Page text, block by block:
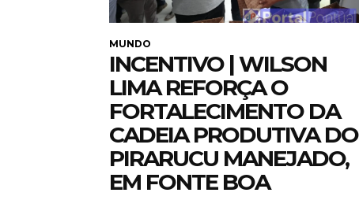
MUNDO
INCENTIVO | WILSON
LIMA REFORÇA O
FORTALECIMENTO DA
CADEIA PRODUTIVA DO
PIRARUCU MANEJADO,
EM FONTE BOA